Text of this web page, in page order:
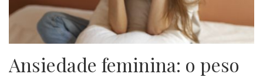
Ansiedade feminina: o peso